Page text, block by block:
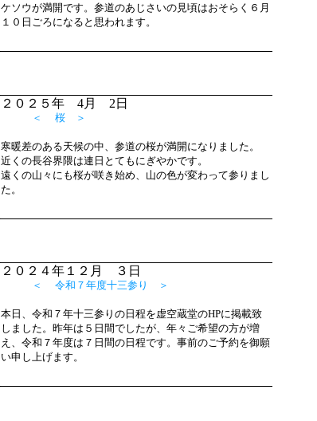
ケソウが満開です。参道のあじさいの見頃はおそらく６月
１０日ごろになると思われます。
２０２５年 4月 2日
＜ 桜 ＞
寒暖差のある天候の中、参道の桜が満開になりました。
近くの長谷界隈は連日とてもにぎやかです。
遠くの山々にも桜が咲き始め、山の色が変わって参りまし
た。
２０２４年１２月 ３日
＜ 令和７年度十三参り ＞
本日、令和７年十三参りの日程を虚空蔵堂のHPに掲載致
しました。昨年は５日間でしたが、年々ご希望の方が増
え、令和７年度は７日間の日程です。事前のご予約を御願
い申し上げます。